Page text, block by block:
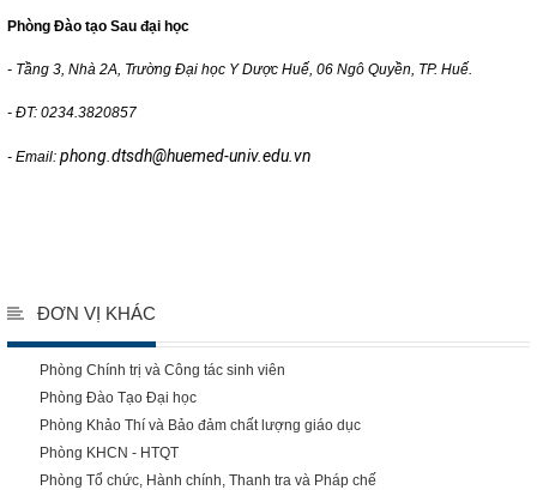
Phòng Đào tạo Sau đại học
- Tầng 3, Nhà 2A, Trường Đại học Y Dược Huế, 06 Ngô Quyền, TP. Huế.
- ĐT: 0234.3820857
- Email: phong.dtsdh@huemed-univ.edu.vn
ĐƠN VỊ KHÁC
Phòng Chính trị và Công tác sinh viên
Phòng Đào Tạo Đại học
Phòng Khảo Thí và Bảo đảm chất lượng giáo dục
Phòng KHCN - HTQT
Phòng Tổ chức, Hành chính, Thanh tra và Pháp chế